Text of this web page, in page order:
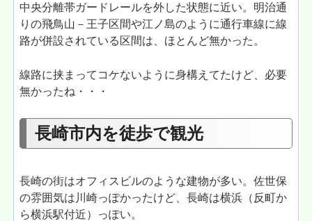
中央分離帯ガードレールを外した状態に近い。明治通
りの飛鳥山－王子区間や江ノ島のように通行車線に線
路が併設されている区間は、ほとんど無かった。
線路に挟まってコケないように身構えてたけど、必要
無かったね・・・
長崎市内を徒歩で観光
長崎の街はオフィスビルのような建物が多い。佐世保
の雰囲気は川崎っぽかったけど、長崎は横浜（反町か
ら横浜駅付近）っぽい。